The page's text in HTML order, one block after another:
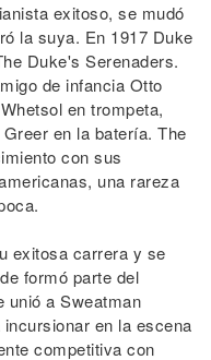
exitoso, se mudó
la suya. En 1917 Duke
Duke's Serenaders.
de infancia Otto
en trompeta,
en la batería. The
con sus
una rareza
exitosa carrera y se
formó parte del
unió a Sweatman
en la escena
competitiva con